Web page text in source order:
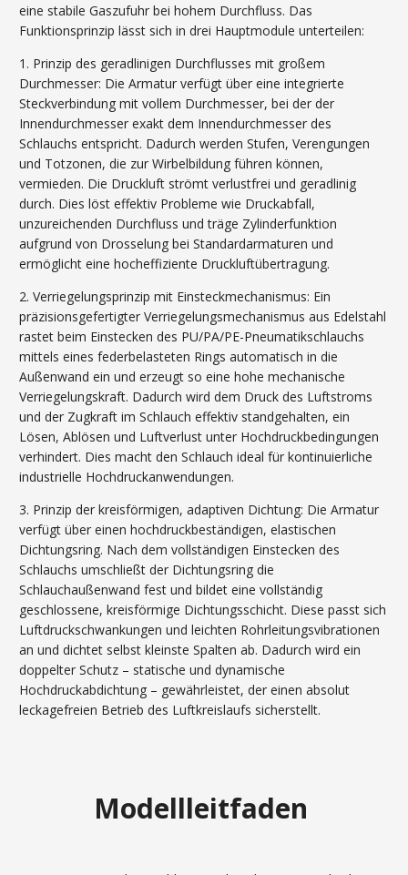
eine stabile Gaszufuhr bei hohem Durchfluss. Das
Funktionsprinzip lässt sich in drei Hauptmodule unterteilen:
1. Prinzip des geradlinigen Durchflusses mit großem
Durchmesser: Die Armatur verfügt über eine integrierte
Steckverbindung mit vollem Durchmesser, bei der der
Innendurchmesser exakt dem Innendurchmesser des
Schlauchs entspricht. Dadurch werden Stufen, Verengungen
und Totzonen, die zur Wirbelbildung führen können,
vermieden. Die Druckluft strömt verlustfrei und geradlinig
durch. Dies löst effektiv Probleme wie Druckabfall,
unzureichenden Durchfluss und träge Zylinderfunktion
aufgrund von Drosselung bei Standardarmaturen und
ermöglicht eine hocheffiziente Druckluftübertragung.
2. Verriegelungsprinzip mit Einsteckmechanismus: Ein
präzisionsgefertigter Verriegelungsmechanismus aus Edelstahl
rastet beim Einstecken des PU/PA/PE-Pneumatikschlauchs
mittels eines federbelasteten Rings automatisch in die
Außenwand ein und erzeugt so eine hohe mechanische
Verriegelungskraft. Dadurch wird dem Druck des Luftstroms
und der Zugkraft im Schlauch effektiv standgehalten, ein
Lösen, Ablösen und Luftverlust unter Hochdruckbedingungen
verhindert. Dies macht den Schlauch ideal für kontinuierliche
industrielle Hochdruckanwendungen.
3. Prinzip der kreisförmigen, adaptiven Dichtung: Die Armatur
verfügt über einen hochdruckbeständigen, elastischen
Dichtungsring. Nach dem vollständigen Einstecken des
Schlauchs umschließt der Dichtungsring die
Schlauchaußenwand fest und bildet eine vollständig
geschlossene, kreisförmige Dichtungsschicht. Diese passt sich
Luftdruckschwankungen und leichten Rohrleitungsvibrationen
an und dichtet selbst kleinste Spalten ab. Dadurch wird ein
doppelter Schutz – statische und dynamische
Hochdruckabdichtung – gewährleistet, der einen absolut
leckagefreien Betrieb des Luftkreislaufs sicherstellt.
Modellleitfaden